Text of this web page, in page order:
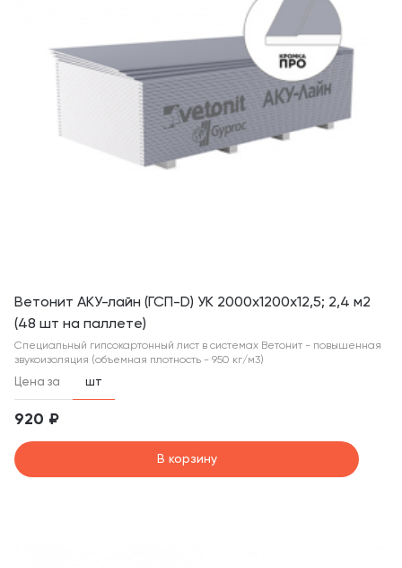
Ветонит АКУ-лайн (ГСП-D) УК 2000х1200х12,5; 2,4 м2
(48 шт на паллете)
Специальный гипсокартонный лист в системах Ветонит - повышенная
звукоизоляция (объемная плотность - 950 кг/м3)
Цена за шт
920 ₽
В корзину